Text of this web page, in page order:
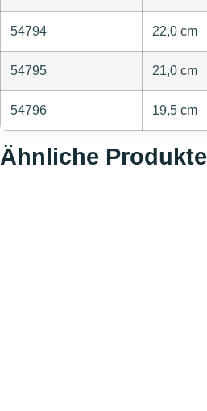
54794 22,0 cm
54795 21,0 cm
54796 19,5 cm
Ähnliche Produkte